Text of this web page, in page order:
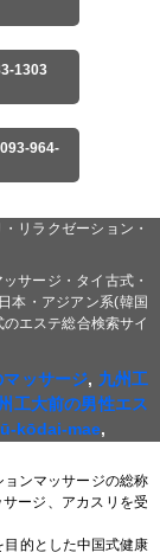
1303
964-
リラクゼーション・
サージ・タイ古式・
本・アジアン系(韓国
エステ総合検索サイ
ッサージ, 九州工
工大前の男性エス
kōdai-mae,
ンマッサージの総称
ージ、アカスリを受
的とした中国式健康